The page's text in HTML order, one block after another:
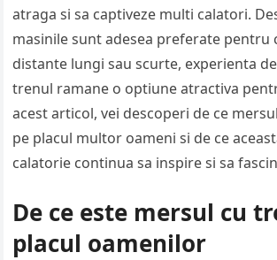
atraga si sa captiveze multi calatori.
masinile sunt adesea preferate pentru
distante lungi sau scurte, experienta
trenul ramane o optiune atractiva
acest articol, vei descoperi de ce
pe placul multor oameni si de ce
calatorie continua sa inspire si sa
De ce este mersul cu
placul oamenilor